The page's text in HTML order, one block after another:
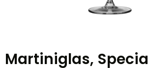
Martiniglas,